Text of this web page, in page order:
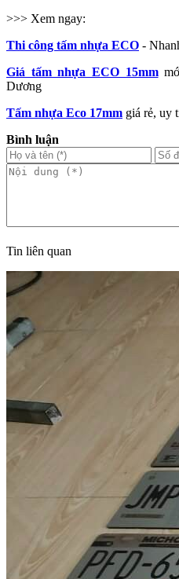
>>> Xem ngay:
Thi công tấm nhựa ECO -
Giá tấm nhựa ECO 15mm
Dương
Tấm nhựa Eco 17mm giá rẻ, uy
Bình luận
Tin liên quan